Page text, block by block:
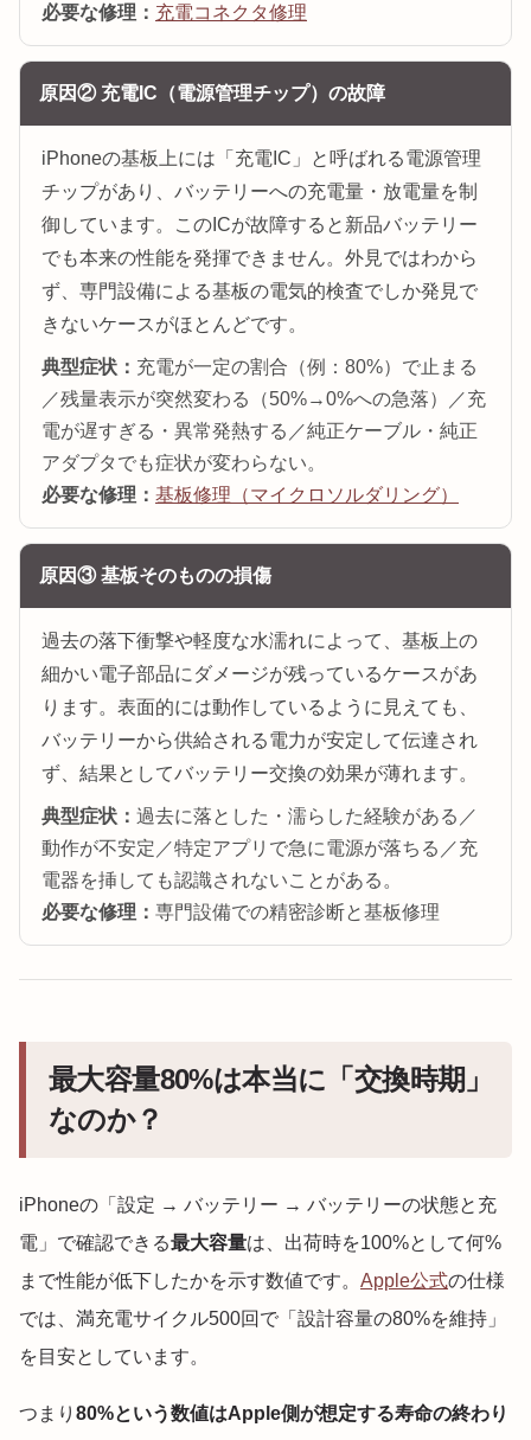
必要な修理： 充電コネクタ修理
原因② 充電IC（電源管理チップ）の故障
iPhoneの基板上には「充電IC」と呼ばれる電源管理
チップがあり、バッテリーへの充電量・放電量を制
御しています。このICが故障すると新品バッテリー
でも本来の性能を発揮できません。外見ではわから
ず、専門設備による基板の電気的検査でしか発見で
きないケースがほとんどです。
典型症状： 充電が一定の割合（例：80%）で止まる
／残量表示が突然変わる（50%→0%への急落）／充
電が遅すぎる・異常発熱する／純正ケーブル・純正
アダプタでも症状が変わらない。
必要な修理： 基板修理（マイクロソルダリング）
原因③ 基板そのものの損傷
過去の落下衝撃や軽度な水濡れによって、基板上の
細かい電子部品にダメージが残っているケースがあ
ります。表面的には動作しているように見えても、
バッテリーから供給される電力が安定して伝達され
ず、結果としてバッテリー交換の効果が薄れます。
典型症状： 過去に落とした・濡らした経験がある／
動作が不安定／特定アプリで急に電源が落ちる／充
電器を挿しても認識されないことがある。
必要な修理： 専門設備での精密診断と基板修理
最大容量80%は本当に「交換時期」
なのか？
iPhoneの「設定 → バッテリー → バッテリーの状態と充
電」で確認できる最大容量は、出荷時を100%として何%
まで性能が低下したかを示す数値です。 Apple公式の仕様
では、満充電サイクル500回で「設計容量の80%を維持」
を目安としています。
つまり 80%という数値はApple側が想定する寿命の終わり